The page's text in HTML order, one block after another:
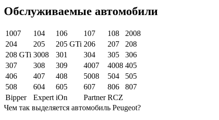
Обслуживаемые автомобили
1007 104 106 107 108
2008
204
205 205 GTi 206 207
208
208 GTi 3008 301 304 305
306
307
308 309 4007 4008 405
406
407 408 5008 504
505
508
604 605 607 806
807
Bipper
Expert iOn Partner RCZ
Чем так выделяется автомобиль Peugeot?